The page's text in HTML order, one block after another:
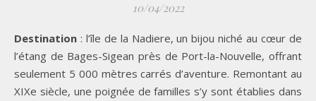
10/04/2022
Destination : l’île de la Nadiere, un bijou niché au cœur de
l’étang de Bages-Sigean près de Port-la-Nouvelle, offrant
seulement 5 000 mètres carrés d’aventure. Remontant au
XIXe siècle, une poignée de familles s’y sont établies dans